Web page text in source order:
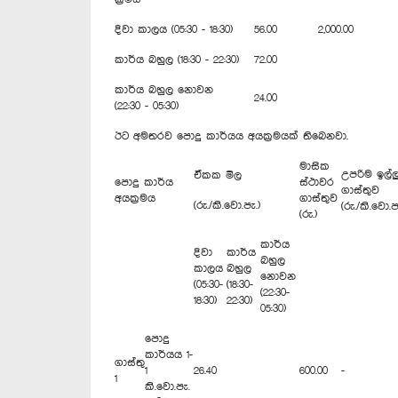
දිවා කාලය (05:30 - 18:30) 56.00 2,000.00
කාර්ය බහුල (18:30 - 22:30) 72.00
කාර්ය බහුල නොවන
(22:30 - 05:30)
24.00
ඊට අමතරව පොදු කාර්යය අයක්‍රමයක් තිබෙනවා.
පොදු කාර්ය
අයක්‍රමය
ඒකක මිල
(රු./කි.වො.පැ.)
මාසික
ස්ථාවර
ගාස්තුව
(රු.)
උපරිම
(රු./
දිවා
කාලය
(05:30-
18:30)
කාර්ය
බහුල
(18:30-
22:30)
කාර්ය
බහුල
නොවන
(22:30-
05:30)
ගාස්තු
1
පොදු
කාර්යය 1-
1
කි.වො.පැ.
26.40 600.00 -